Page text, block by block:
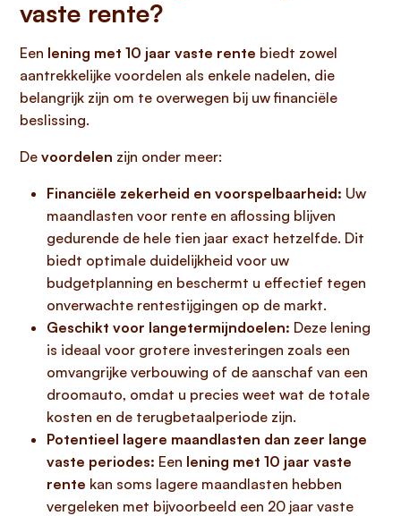
vaste rente?
Een lening met 10 jaar vaste rente biedt zowel
aantrekkelijke voordelen als enkele nadelen, die
belangrijk zijn om te overwegen bij uw financiële
beslissing.
De voordelen zijn onder meer:
Financiële zekerheid en voorspelbaarheid: Uw
maandlasten voor rente en aflossing blijven
gedurende de hele tien jaar exact hetzelfde. Dit
biedt optimale duidelijkheid voor uw
budgetplanning en beschermt u effectief tegen
onverwachte rentestijgingen op de markt.
Geschikt voor langetermijndoelen: Deze lening
is ideaal voor grotere investeringen zoals een
omvangrijke verbouwing of de aanschaf van een
droomauto, omdat u precies weet wat de totale
kosten en de terugbetaalperiode zijn.
Potentieel lagere maandlasten dan zeer lange
vaste periodes: Een lening met 10 jaar vaste
rente kan soms lagere maandlasten hebben
vergeleken met bijvoorbeeld een 20 jaar vaste